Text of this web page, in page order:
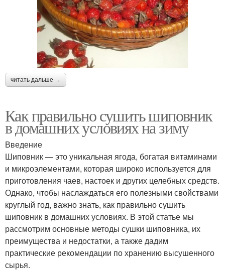
читать дальше →
Как правильно сушить шиповник
в домашних условиях на зиму
Введение
Шиповник — это уникальная ягода, богатая витаминами
и микроэлементами, которая широко используется для
приготовления чаев, настоек и других целебных средств.
Однако, чтобы наслаждаться его полезными свойствами
круглый год, важно знать, как правильно сушить
шиповник в домашних условиях. В этой статье мы
рассмотрим основные методы сушки шиповника, их
преимущества и недостатки, а также дадим
практические рекомендации по хранению высушенного
сырья.